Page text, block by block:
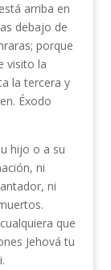
arriba en
debajo de
porque
visito la
la tercera y
Éxodo
hijo o a su
ni
ni
que
Jehová tu